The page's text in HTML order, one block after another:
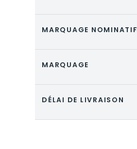
MARQUAGE NOMINATIF
MARQUAGE
DÉLAI DE LIVRAISON